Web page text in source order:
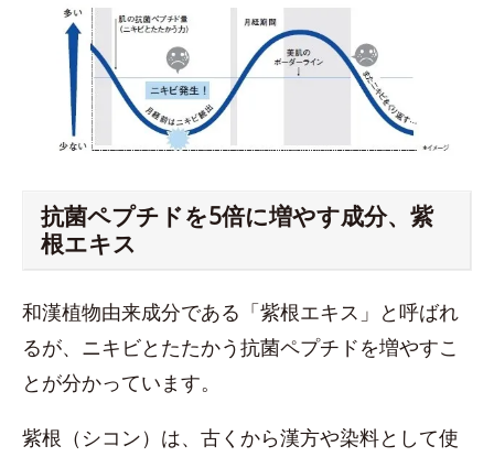
抗菌ペプチドを5倍に増やす成分、紫
根エキス
和漢植物由来成分である「紫根エキス」と呼ばれ
るが、ニキビとたたかう抗菌ペプチドを増やすこ
とが分かっています。
紫根（シコン）は、古くから漢方や染料として使